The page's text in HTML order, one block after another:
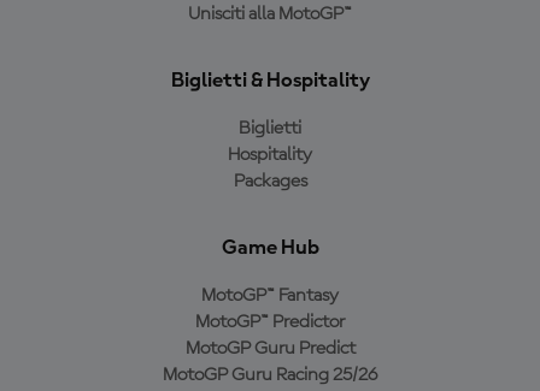
Unisciti alla MotoGP™
Biglietti & Hospitality
Biglietti
Hospitality
Packages
Game Hub
MotoGP™ Fantasy
MotoGP™ Predictor
MotoGP Guru Predict
MotoGP Guru Racing 25/26